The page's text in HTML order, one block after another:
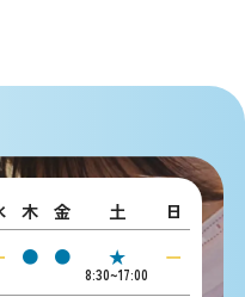
木 金 土
日
● ● ★
8:30~17:00
ー